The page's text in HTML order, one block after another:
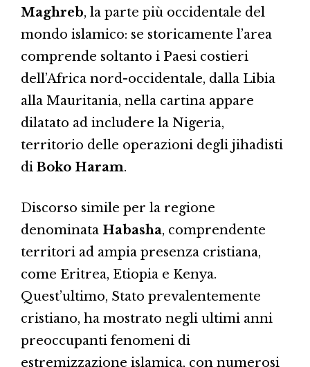
Maghreb, la parte più occidentale del
mondo islamico: se storicamente l’area
comprende soltanto i Paesi costieri
dell’Africa nord-occidentale, dalla Libia
alla Mauritania, nella cartina appare
dilatato ad includere la Nigeria,
territorio delle operazioni degli jihadisti
di Boko Haram.
Discorso simile per la regione
denominata Habasha, comprendente
territori ad ampia presenza cristiana,
come Eritrea, Etiopia e Kenya.
Quest’ultimo, Stato prevalentemente
cristiano, ha mostrato negli ultimi anni
preoccupanti fenomeni di
estremizzazione islamica, con numerosi